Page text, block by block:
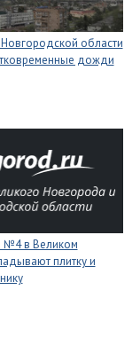
области
дожди
№4 в Великом
плитку и